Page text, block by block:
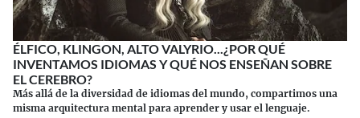
ÉLFICO, KLINGON, ALTO VALYRIO...¿POR QUÉ
INVENTAMOS IDIOMAS Y QUÉ NOS ENSEÑAN SOBRE
EL CEREBRO?
Más allá de la diversidad de idiomas del mundo, compartimos una
misma arquitectura mental para aprender y usar el lenguaje.